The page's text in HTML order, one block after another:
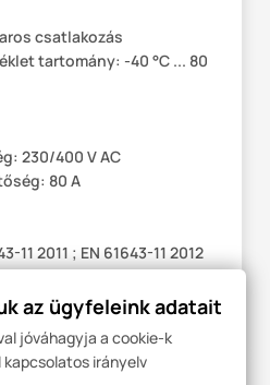
csatlakozás
tartomány: -40 °C ... 80
230/400 V AC
80 A
11 2011 ; EN 61643-11 2012
mm
az ügyfeleink adatait
jóváhagyja a cookie-k
irányelv